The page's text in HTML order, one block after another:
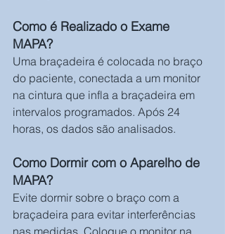
Como é Realizado o Exame
MAPA?
Uma braçadeira é colocada no braço
do paciente, conectada a um monitor
na cintura que infla a braçadeira em
intervalos programados. Após 24
horas, os dados são analisados.
Como Dormir com o Aparelho de
MAPA?
Evite dormir sobre o braço com a
braçadeira para evitar interferências
nas medidas. Coloque o monitor na